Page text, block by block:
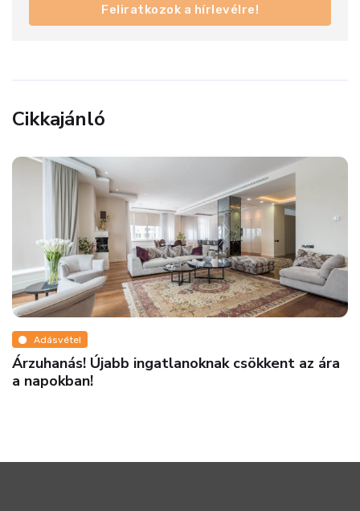
Feliratkozok a hírlevélre!
Cikkajánló
Adásvétel
Árzuhanás! Újabb ingatlanoknak csökkent az ára
a napokban!